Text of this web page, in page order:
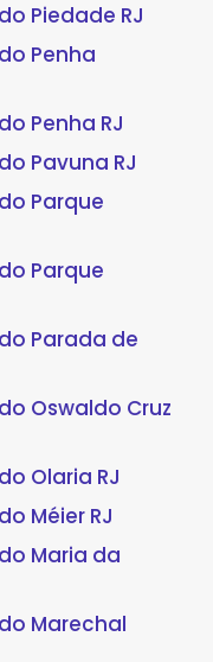
Piedade RJ
Penha
Penha RJ
Pavuna RJ
Parque
Parque
Parada de
Oswaldo Cruz
Olaria RJ
Méier RJ
Maria da
Marechal